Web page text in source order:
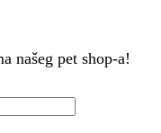
našeg pet shop-a!